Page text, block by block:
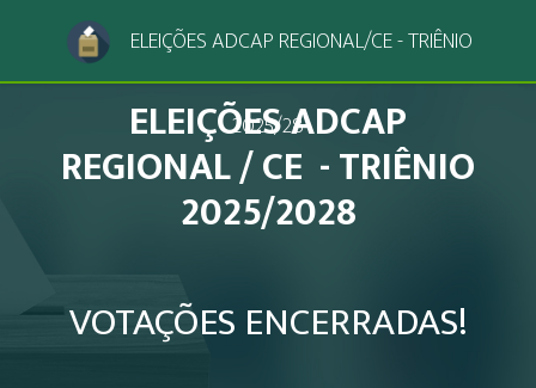
ELEIÇÕES ADCAP REGIONAL/CE - TRIÊNIO
2025/28
ELEIÇÕES ADCAP
REGIONAL / CE - TRIÊNIO
2025/2028
VOTAÇÕES ENCERRADAS!